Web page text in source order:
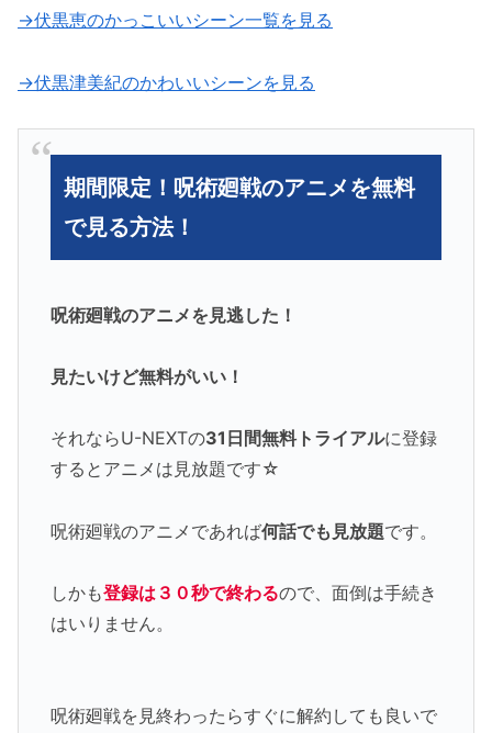
→伏黒恵のかっこいいシーン一覧を見る
→伏黒津美紀のかわいいシーンを見る
期間限定！呪術廻戦のアニメを無料
で見る方法！
呪術廻戦のアニメを見逃した！
見たいけど無料がいい！
それならU-NEXTの31日間無料トライアルに登録
するとアニメは見放題です☆
呪術廻戦のアニメであれば何話でも見放題です。
しかも登録は３０秒で終わるので、面倒は手続き
はいりません。
呪術廻戦を見終わったらすぐに解約しても良いで